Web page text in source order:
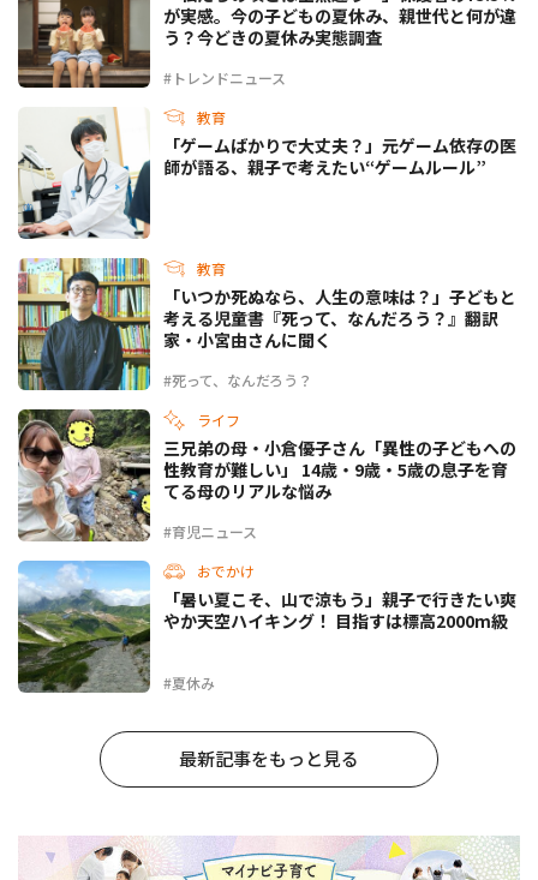
#トレンドニュース
が実感。今の子どもの夏休み、親世代と何が違
う？今どきの夏休み実態調査
教育
「ゲームばかりで大丈夫？」元ゲーム依存の医
師が語る、親子で考えたい“ゲームルール”
教育
#死って、なんだろう？
「いつか死ぬなら、人生の意味は？」子どもと
考える児童書『死って、なんだろう？』翻訳
家・小宮由さんに聞く
ライフ
#育児ニュース
三兄弟の母・小倉優子さん「異性の子どもへの
性教育が難しい」 14歳・9歳・5歳の息子を育
てる母のリアルな悩み
おでかけ
#夏休み
「暑い夏こそ、山で涼もう」親子で行きたい爽
やか天空ハイキング！ 目指すは標高2000m級
最新記事をもっと見る